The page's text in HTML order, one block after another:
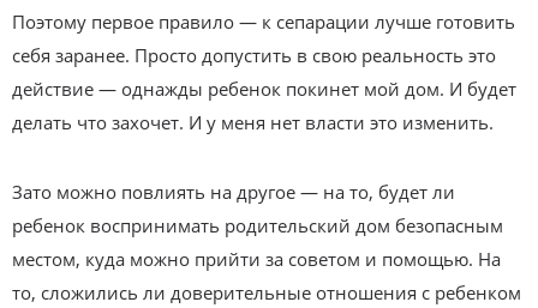
Поэтому первое правило — к сепарации лучше готовить
себя заранее. Просто допустить в свою реальность это
действие — однажды ребенок покинет мой дом. И будет
делать что захочет. И у меня нет власти это изменить.
Зато можно повлиять на другое — на то, будет ли
ребенок воспринимать родительский дом безопасным
местом, куда можно прийти за советом и помощью. На
то, сложились ли доверительные отношения с ребенком